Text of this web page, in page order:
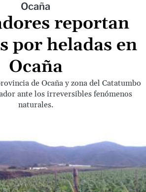
Ocaña
reportan
por heladas en
Ocaña
de Ocaña y zona del Catatumbo
ante los irreversibles fenómenos
naturales.